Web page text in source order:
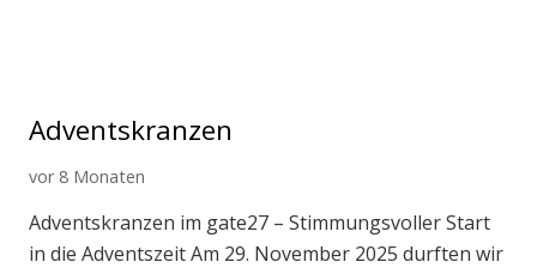
Adventskranzen
vor 8 Monaten
Adventskranzen im gate27 – Stimmungsvoller Start
in die Adventszeit Am 29. November 2025 durften wir